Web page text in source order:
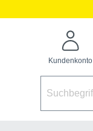
Kundenkonto